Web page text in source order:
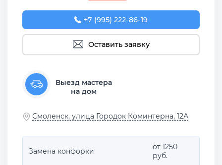
+7 (995) 222-86-19
Оставить заявку
Выезд мастера
на дом
Смоленск, улица Городок Коминтерна, 12А
Замена конфорки
от 1250
руб.